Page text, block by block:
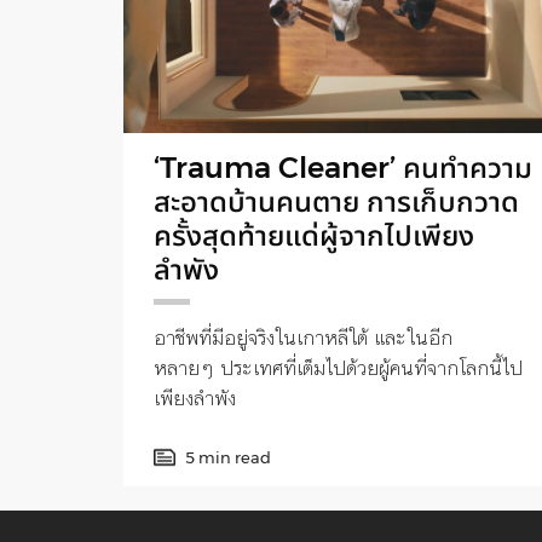
‘Trauma Cleaner’ คนทำความ
สะอาดบ้านคนตาย การเก็บกวาด
ครั้งสุดท้ายแด่ผู้จากไปเพียง
ลำพัง
อาชีพที่มีอยู่จริงในเกาหลีใต้ และในอีก
หลายๆ ประเทศที่เต็มไปด้วยผู้คนที่จากโลกนี้ไป
เพียงลำพัง
5 min read